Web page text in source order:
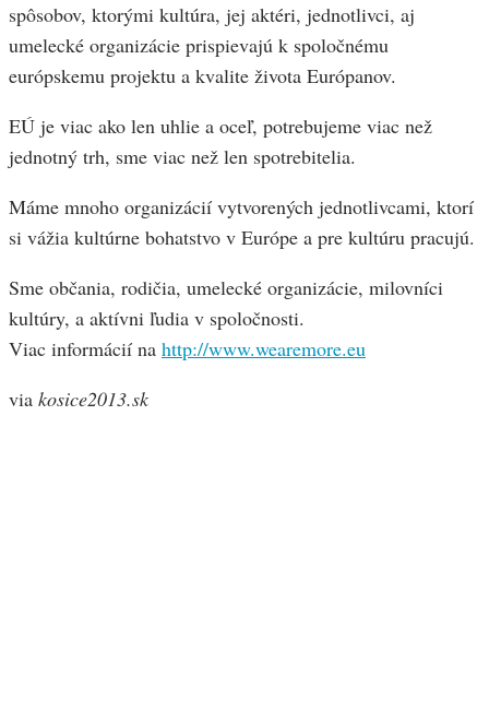
spôsobov, ktorými kultúra, jej aktéri, jednotlivci, aj
umelecké organizácie prispievajú k spoločnému
európskemu projektu a kvalite života Európanov.
EÚ je viac ako len uhlie a oceľ, potrebujeme viac než
jednotný trh, sme viac než len spotrebitelia.
Máme mnoho organizácií vytvorených jednotlivcami, ktorí
si vážia kultúrne bohatstvo v Európe a pre kultúru pracujú.
Sme občania, rodičia, umelecké organizácie, milovníci
kultúry, a aktívni ľudia v spoločnosti.
Viac informácií na http://www.wearemore.eu
via kosice2013.sk